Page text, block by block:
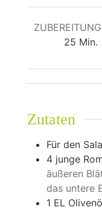
25 Min.
Zutaten
Für den
4 junge
äußeren
das untere
1 EL